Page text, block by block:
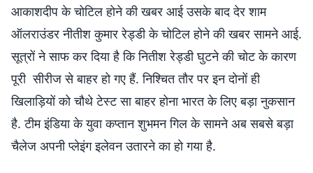
आकाशदीप के चोटिल होने की खबर आई उसके बाद देर शाम
ऑलराउंडर नीतीश कुमार रेड्डी के चोटिल होने की खबर सामने आई.
सूत्रों ने साफ कर दिया है कि नितीश रेड्डी घुटने की चोट के कारण
पूरी सीरीज से बाहर हो गए हैं. निश्चित तौर पर इन दोनों ही
खिलाड़ियों को चौथे टेस्ट सा बाहर होना भारत के लिए बड़ा नुकसान
है. टीम इंडिया के युवा कप्तान शुभमन गिल के सामने अब सबसे बड़ा
चैलेज अपनी प्लेइंग इलेवन उतारने का हो गया है.